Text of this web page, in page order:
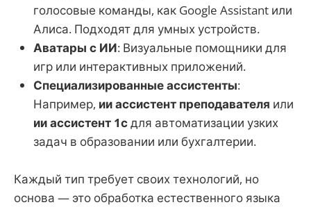
голосовые команды, как Google Assistant или
Алиса. Подходят для умных устройств.
Аватары с ИИ: Визуальные помощники для
игр или интерактивных приложений.
Специализированные ассистенты:
Например, ии ассистент преподавателя или
ии ассистент 1сдля автоматизации узких
задач в образовании или бухгалтерии.
Каждый тип требует своих технологий, но
основа — это обработка естественного языка